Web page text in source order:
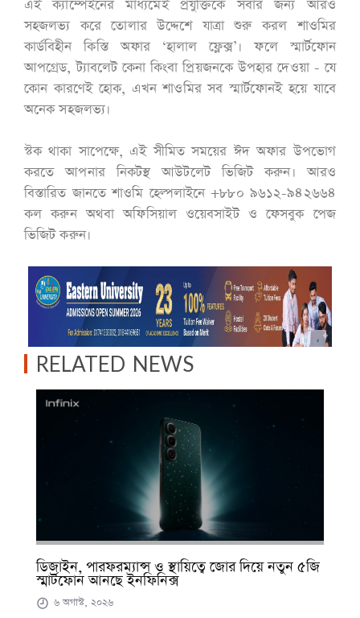
এই ক্যাম্পেইনের মাধ্যমেই প্রযুক্তিকে সবার জন্য আরও
সহজলভ্য করে তোলার উদ্দেশে যাত্রা শুরু করল শাওমির
কার্ডবিহীন কিস্তি অফার ‘হালাল ফ্লেক্স’। ফলে স্মার্টফোন
আপগ্রেড, ট্যাবলেট কেনা কিংবা প্রিয়জনকে উপহার দেওয়া - যে
কোন কারণেই হোক, এখন শাওমির সব স্মার্টফোনই হয়ে যাবে
অনেক সহজলভ্য।
স্টক থাকা সাপেক্ষে, এই সীমিত সময়ের ঈদ অফার উপভোগ
করতে আপনার নিকটস্থ আউটলেট ভিজিট করুন। আরও
বিস্তারিত জানতে শাওমি হেল্পলাইনে +৮৮০ ৯৬১২-৯৪২৬৬৪
কল করুন অথবা অফিসিয়াল ওয়েবসাইট ও ফেসবুক পেজ
ভিজিট করুন।
RELATED NEWS
ডিজাইন, পারফরম্যান্স ও স্থায়িত্বে জোর দিয়ে নতুন ৫জি
স্মার্টফোন আনছে ইনফিনিক্স
৬ অগাস্ট, ২০২৬